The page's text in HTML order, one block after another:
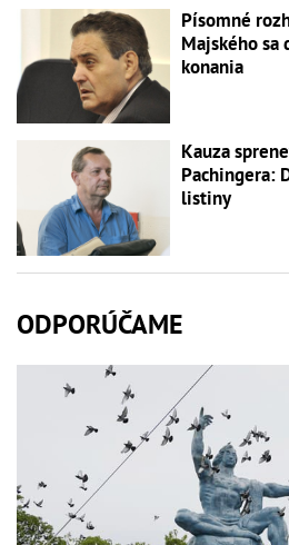
Písomné
Majského sa
konania
Kauza
Pachingera:
listiny
ODPORÚČAME